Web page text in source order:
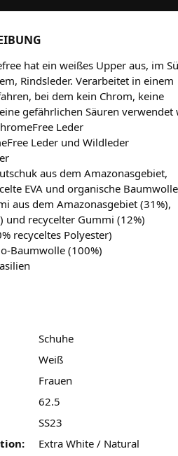
hat ein weißes Upper aus, im
Rindsleder. Verarbeitet in einem
bei dem kein Chrom, keine
gefährlichen Säuren verwendet
Leder
Leder und Wildleder
aus dem Amazonasgebiet,
EVA und organische Baumwolle
aus dem Amazonasgebiet (31%),
und recycelter Gummi (12%)
recyceltes Polyester)
Baumwolle (100%)
Schuhe
Weiß
Frauen
62.5
SS23
Extra White / Natural